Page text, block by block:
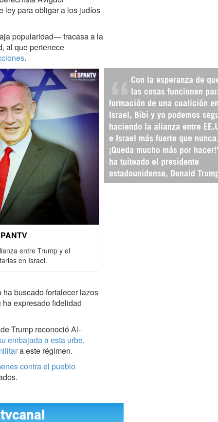
ley para obligar a los judíos
popularidad— fracasa a la
al que pertenece
.
Con la esperanza de
las cosas funcionen
formación de una coalición
Israel, Bibi y yo podemos
haciendo la alianza entre
e Israel más fuerte que
¡Queda mucho más por
ha tuiteado el presidente
estadounidense, Donald
entre Trump y el
en Israel.
buscado fortalecer lazos
expresado fidelidad
Trump reconoció Al-
embajada a esta urbe.
a este régimen.
contra el pueblo